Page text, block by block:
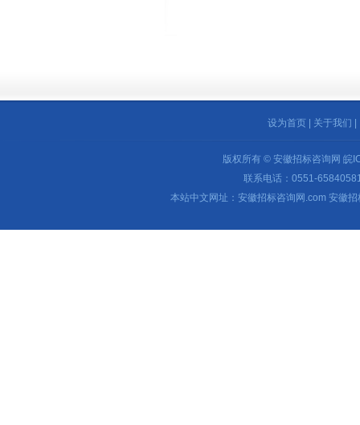
设为首页 关于我们
版权所有 © 安徽招标咨询网 皖
联系电话：0551-
本站中文网址：安徽招标咨询网.com 安徽